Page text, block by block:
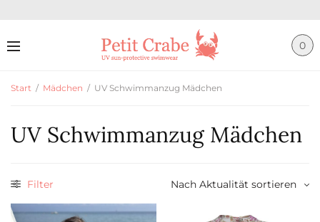
0
Start / Mädchen / UV Schwimmanzug Mädchen
UV Schwimmanzug Mädchen
Filter